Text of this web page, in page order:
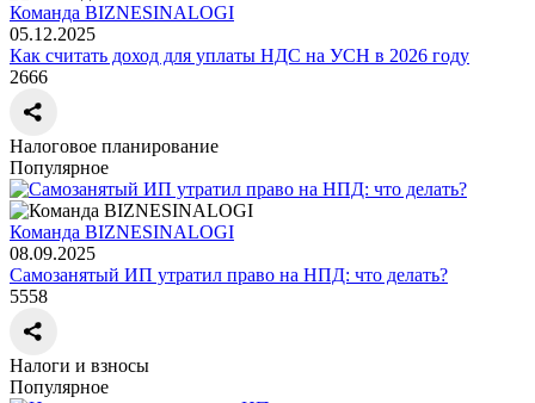
Команда BIZNESINALOGI
05.12.2025
Как считать доход для уплаты НДС на УСН в 2026 году
2666
Налоговое планирование
Популярное
Команда BIZNESINALOGI
08.09.2025
Самозанятый ИП утратил право на НПД: что делать?
5558
Налоги и взносы
Популярное